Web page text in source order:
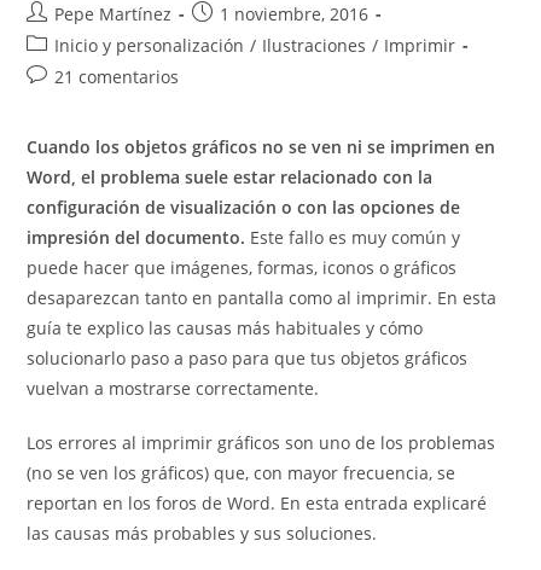
Autor
de
la
entrada:
Pepe Martínez
Publicación
de
1 noviembre, 2016
Categoría
de
Inicio y personalización / Ilustraciones / Imprimir
Comentarios
entrada:
21 comentarios
Cuando los objetos gráficos no se ven ni se imprimen en
Word, el problema suele estar relacionado con la
configuración de visualización o con las opciones de
impresión del documento. Este fallo es muy común y
puede hacer que imágenes, formas, iconos o gráficos
desaparezcan tanto en pantalla como al imprimir. En esta
guía te explico las causas más habituales y cómo
solucionarlo paso a paso para que tus objetos gráficos
vuelvan a mostrarse correctamente.
Los errores al imprimir gráficos son uno de los problemas
(no se ven los gráficos) que, con mayor frecuencia, se
reportan en los foros de Word. En esta entrada explicaré
las causas más probables y sus soluciones.